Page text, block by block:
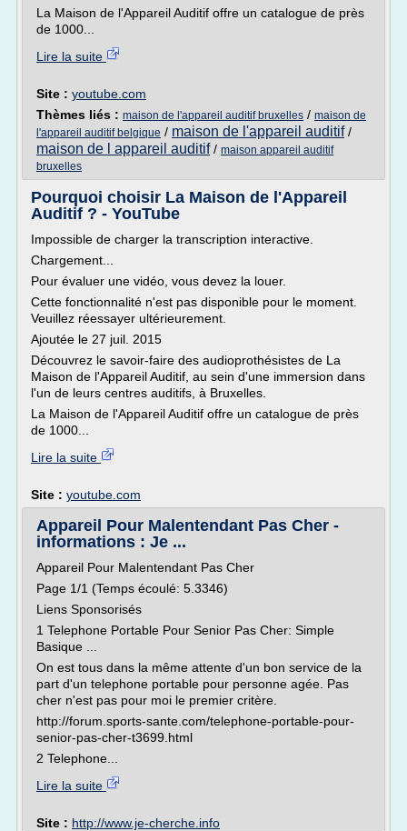
La Maison de l'Appareil Auditif offre un catalogue de près
de 1000...
Lire la suite
Site : youtube.com
Thèmes liés : maison de l'appareil auditif bruxelles / maison de
l'appareil auditif belgique / maison de l'appareil auditif/
maison de l appareil auditif/ maison appareil auditif
bruxelles
Pourquoi choisir La Maison de l'Appareil
Auditif ? - YouTube
Impossible de charger la transcription interactive.
Chargement...
Pour évaluer une vidéo, vous devez la louer.
Cette fonctionnalité n'est pas disponible pour le moment.
Veuillez réessayer ultérieurement.
Ajoutée le 27 juil. 2015
Découvrez le savoir-faire des audioprothésistes de La
Maison de l'Appareil Auditif, au sein d'une immersion dans
l'un de leurs centres auditifs, à Bruxelles.
La Maison de l'Appareil Auditif offre un catalogue de près
de 1000...
Lire la suite
Site : youtube.com
Appareil Pour Malentendant Pas Cher -
informations : Je ...
Appareil Pour Malentendant Pas Cher
Page 1/1 (Temps écoulé: 5.3346)
Liens Sponsorisés
1 Telephone Portable Pour Senior Pas Cher: Simple
Basique ...
On est tous dans la même attente d'un bon service de la
part d'un telephone portable pour personne agée. Pas
cher n'est pas pour moi le premier critère.
http://forum.sports-sante.com/telephone-portable-pour-
senior-pas-cher-t3699.html
2 Telephone...
Lire la suite
Site : http://www.je-cherche.info